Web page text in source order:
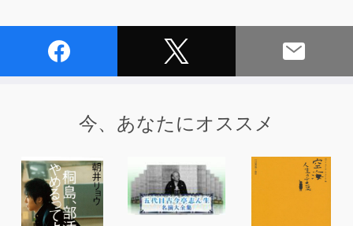
あなたも「この人と仕事をしたい」と思われたくはありま
今、あなたにオススメ